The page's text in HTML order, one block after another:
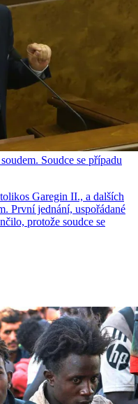
Soudce se případu
Garegin II., a dalších
První jednání, uspořádané
protože soudce se